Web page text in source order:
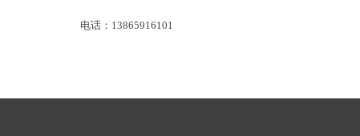
电话： 13865916101